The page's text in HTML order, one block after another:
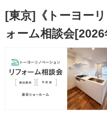
キッチン
ドア（扉）・建具・玄関
ウッドデッキ
施工事例
ミラタップのあるくらし
店舗・施設事例
ショ
ショールームのご案内
大阪 ショールーム
名古屋 ショールーム
ショールーム
サ
ご利用ガイド
よくある質問
その他
ミラタップと
創る家
[東京]《トーヨー
ォーム相談会